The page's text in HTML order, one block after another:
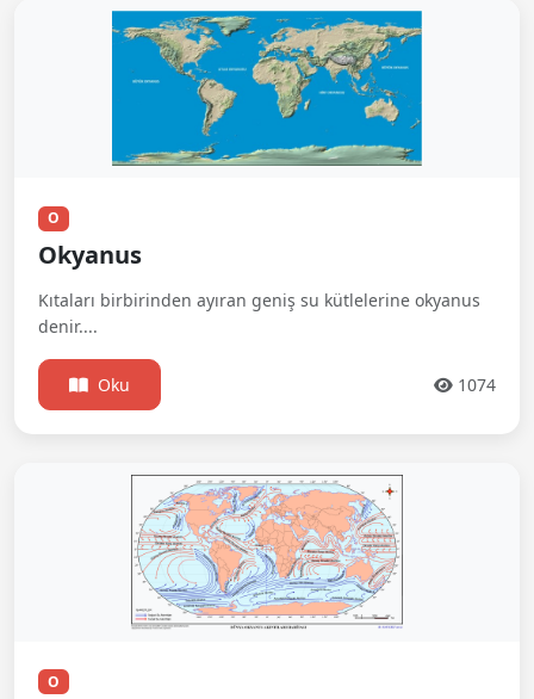
O
Okyanus
Kıtaları birbirinden ayıran geniş su kütlelerine okyanus
denir....
Oku 1074
O